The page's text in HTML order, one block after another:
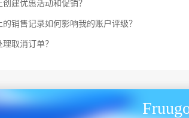
建优惠活动和促销？
的销售记录如何影响我的账户评级？
取消订单？